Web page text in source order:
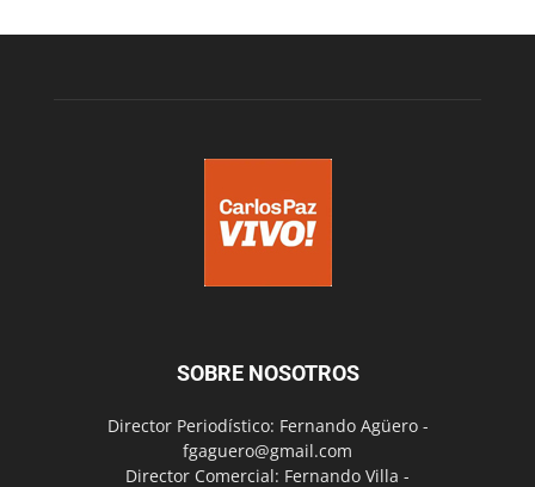
SOBRE NOSOTROS
Director Periodístico: Fernando Agüero -
fgaguero@gmail.com
Director Comercial: Fernando Villa -